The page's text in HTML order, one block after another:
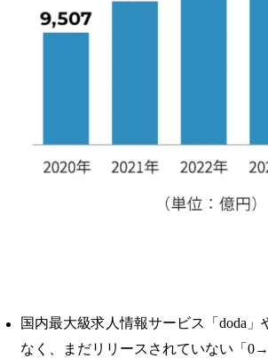
国内最大級求人情報サービス「doda」
なく、まだリリースされていない「